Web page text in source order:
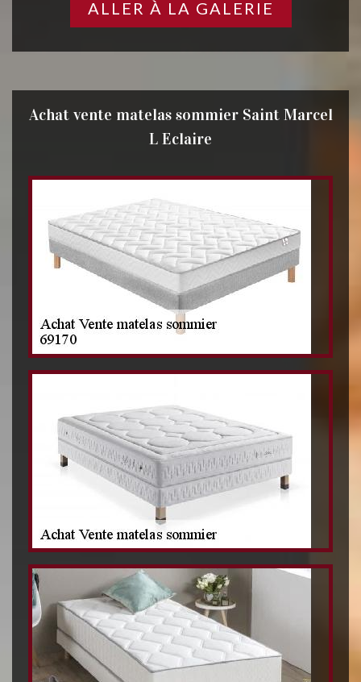
ALLER À LA GALERIE
Achat vente matelas sommier Saint Marcel
L Eclaire